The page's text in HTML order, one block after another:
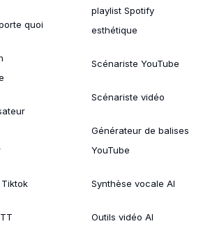
quoi
playlist Spotify
esthétique
Scénariste YouTube
Scénariste vidéo
Générateur de balises
YouTube
Synthèse vocale AI
Outils vidéo AI